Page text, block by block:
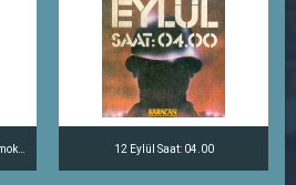
12 Eylül Saat: 04.00